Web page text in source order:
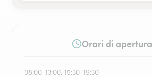
Orari di apertura
08:00-13:00, 15:30-19:30